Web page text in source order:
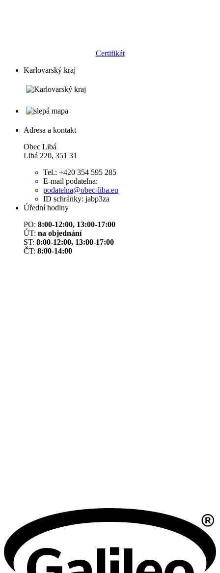
Certifikát
Karlovarský kraj
Adresa a kontakt
Obec Libá
Libá 220, 351 31
Tel.: +420 354 595 285
E-mail podatelna:
podatelna@obec-liba.eu
ID schránky: jabp3za
Úřední hodiny
PO: 8:00-12:00, 13:00-17:00
ÚT: na objednání
ST: 8:00-12:00, 13:00-17:00
ČT: 8:00-14:00